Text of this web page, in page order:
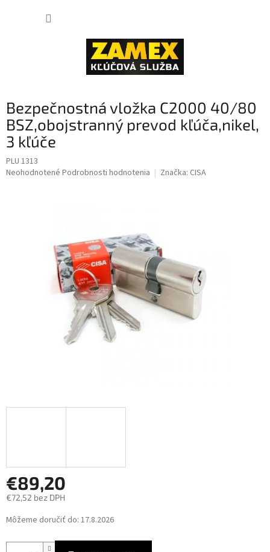
Bezpečnostná vložka C2000 40/80
BSZ,obojstranný prevod kľúča,nikel,
3 kľúče
PLU 1313
Priemerné
Neohodnotené Podrobnosti hodnotenia Značka: CISA
€89,20
€72,52 bez DPH
Jednotková
cena:
Môžeme doručiť do: 17.8.2026